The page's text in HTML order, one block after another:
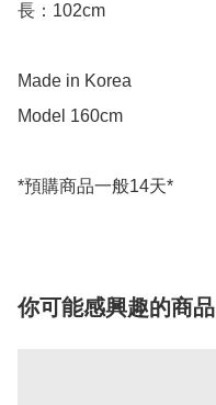
長：102cm
Made in Korea
Model 160cm
你可能感興趣的商品